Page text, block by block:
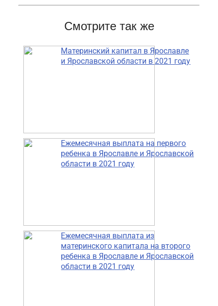
Смотрите так же
Материнский капитал в Ярославле
и Ярославской области в 2021 году
Ежемесячная выплата на первого
ребенка в Ярославле и Ярославской
области в 2021 году
Ежемесячная выплата из
материнского капитала на второго
ребенка в Ярославле и Ярославской
области в 2021 году